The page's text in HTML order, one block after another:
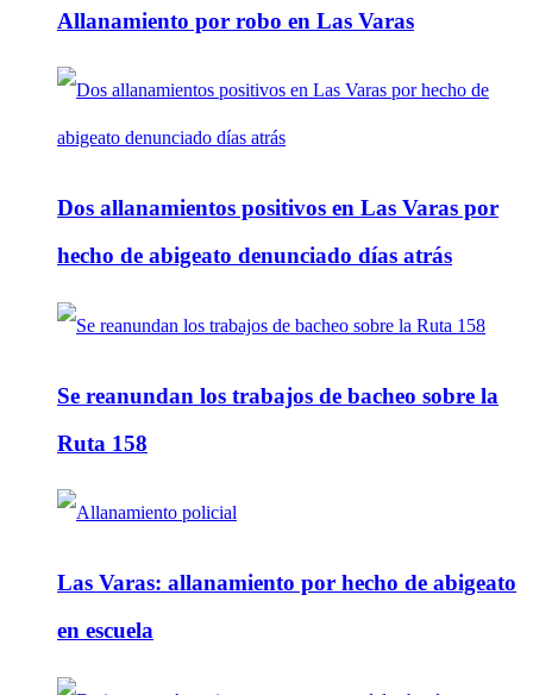
Allanamiento por robo en Las Varas
Dos allanamientos positivos en Las Varas por
hecho de abigeato denunciado días atrás
Se reanundan los trabajos de bacheo sobre la
Ruta 158
Las Varas: allanamiento por hecho de abigeato
en escuela